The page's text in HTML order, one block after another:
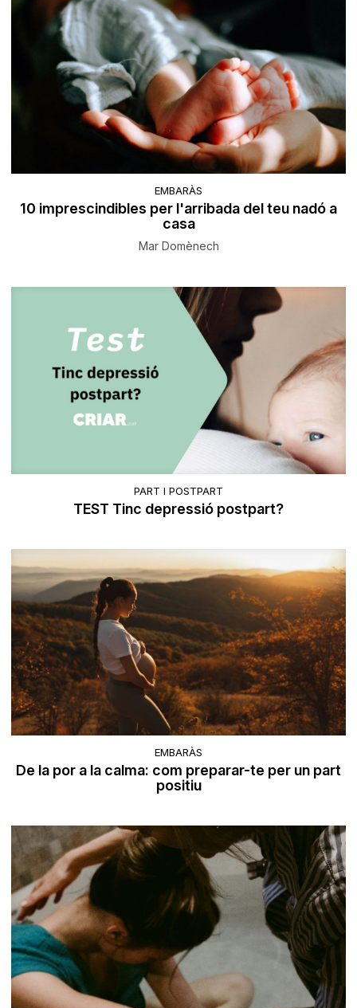
EMBARÀS
10 imprescindibles per l'arribada del teu nadó a
casa
Mar Domènech
PART I POSTPART
TEST Tinc depressió postpart?
EMBARÀS
De la por a la calma: com preparar-te per un part
positiu